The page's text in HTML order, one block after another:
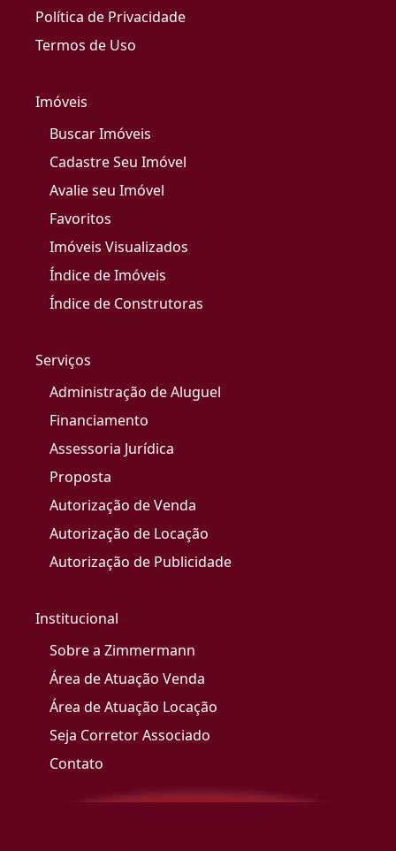
Política de Privacidade
Termos de Uso
Imóveis
Buscar Imóveis
Cadastre Seu Imóvel
Avalie seu Imóvel
Favoritos
Imóveis Visualizados
Índice de Imóveis
Índice de Construtoras
Serviços
Administração de Aluguel
Financiamento
Assessoria Jurídica
Proposta
Autorização de Venda
Autorização de Locação
Autorização de Publicidade
Institucional
Sobre a Zimmermann
Área de Atuação Venda
Área de Atuação Locação
Seja Corretor Associado
Contato